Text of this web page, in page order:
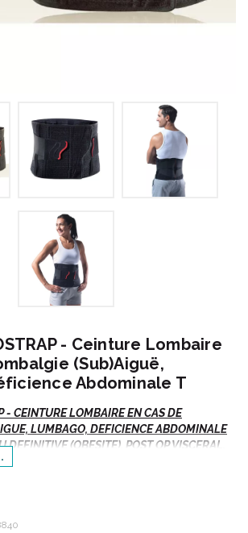
- Ceinture Lombaire
(Sub)Aiguë,
Abdominale T
- CEINTURE LOMBAIRE EN CAS DE
LUMBAGO, DEFICIENCE ABDOMINALE
(OBESITE), POST OP VISCERAL,